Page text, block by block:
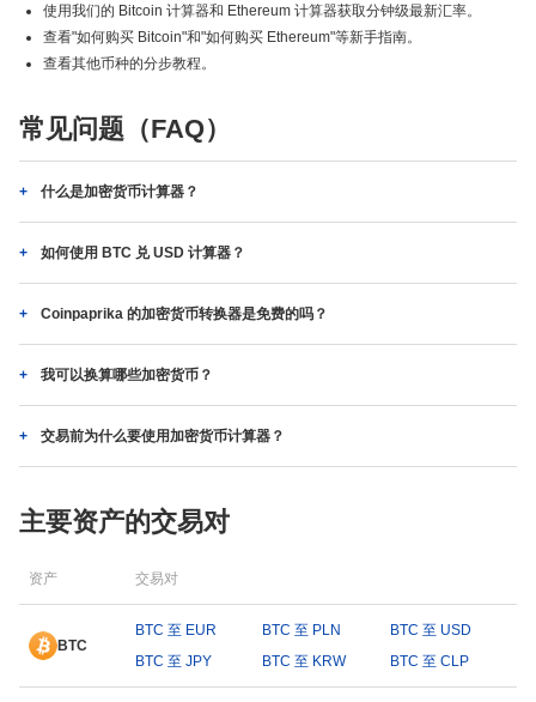
使用我们的 Bitcoin 计算器和 Ethereum 计算器获取分钟级最新汇率。
查看"如何购买 Bitcoin"和"如何购买 Ethereum"等新手指南。
查看其他币种的分步教程。
常见问题（FAQ）
什么是加密货币计算器？
如何使用 BTC 兑 USD 计算器？
Coinpaprika 的加密货币转换器是免费的吗？
我可以换算哪些加密货币？
交易前为什么要使用加密货币计算器？
主要资产的交易对
资产 交易对
BTC
BTC 至 EUR BTC 至 PLN
BTC 至 USD
BTC 至 JPY
BTC 至 KRW BTC 至 CLP